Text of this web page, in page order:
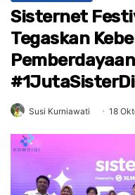
Sisternet
Tegaskan
Susi Kurniawati 18